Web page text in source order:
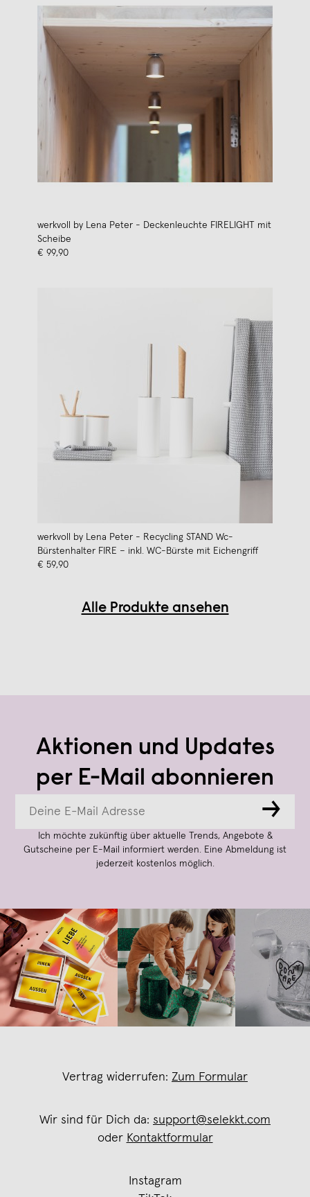
werkvoll by Lena Peter - Deckenleuchte FIRELIGHT mit
Scheibe
€ 99,90
werkvoll by Lena Peter - Recycling STAND Wc-
Bürstenhalter FIRE – inkl. WC-Bürste mit Eichengriff
€ 59,90
Alle Produkte ansehen
Aktionen und Updates
per E-Mail abonnieren
→
Ich möchte zukünftig über aktuelle Trends, Angebote &
Gutscheine per E-Mail informiert werden. Eine Abmeldung ist
jederzeit kostenlos möglich.
Vertrag widerrufen: Zum Formular
Wir sind für Dich da: support@selekkt.com
oder Kontaktformular
Instagram